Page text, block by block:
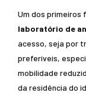
Um dos primeiros
laboratório de
acesso, seja por
preferíveis,
mobilidade
da residência do